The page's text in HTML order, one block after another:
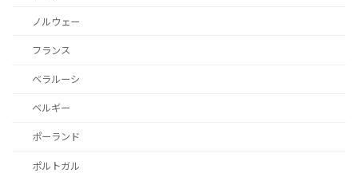
ノルウェー
フランス
ベラルーシ
ベルギー
ポーランド
ポルトガル